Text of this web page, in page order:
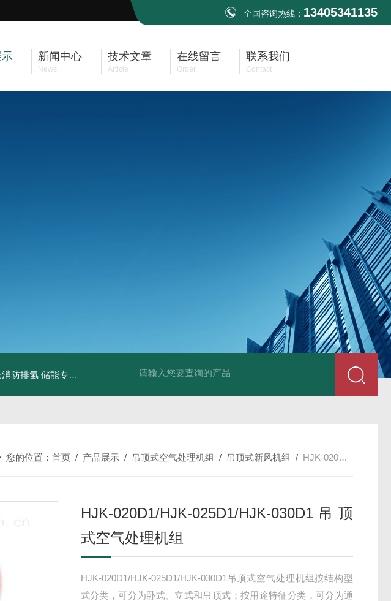
全国咨询热线： 13405341135
新闻中心
News
技术文章
Article
在线留言
Order
联系我们
Contact
防排氢 储能专用风机 储能箱风机 储能柜专用风机 PF-200/300/400/500排气扇/卫生间通风器
您的位置：首页 / 产品展示 / 吊顶式空气处理机组 / 吊顶式新风机组 / HJK-020D1/HJK-025D1/HJK-030D1吊顶式空气处理机组
HJK-020D1/HJK-025D1/HJK-030D1吊顶
式空气处理机组
HJK-020D1/HJK-025D1/HJK-030D1吊顶式空气处理机组按结构型
式分类，可分为卧式、立式和吊顶式；按用途特征分类，可分为通